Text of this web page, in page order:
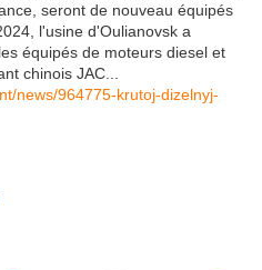
seront de nouveau équipés
l'usine d'Oulianovsk a
équipés de moteurs diesel et
chinois JAC...
news/964775-krutoj-dizelnyj-